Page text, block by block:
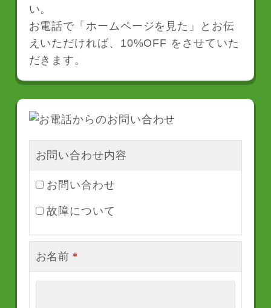
い。
お電話で「ホームページを見た」とお伝
えいただければ、10%OFF をさせていた
だきます。
お問い合わせ内容
お問い合わせ
故障について
お名前 ＊